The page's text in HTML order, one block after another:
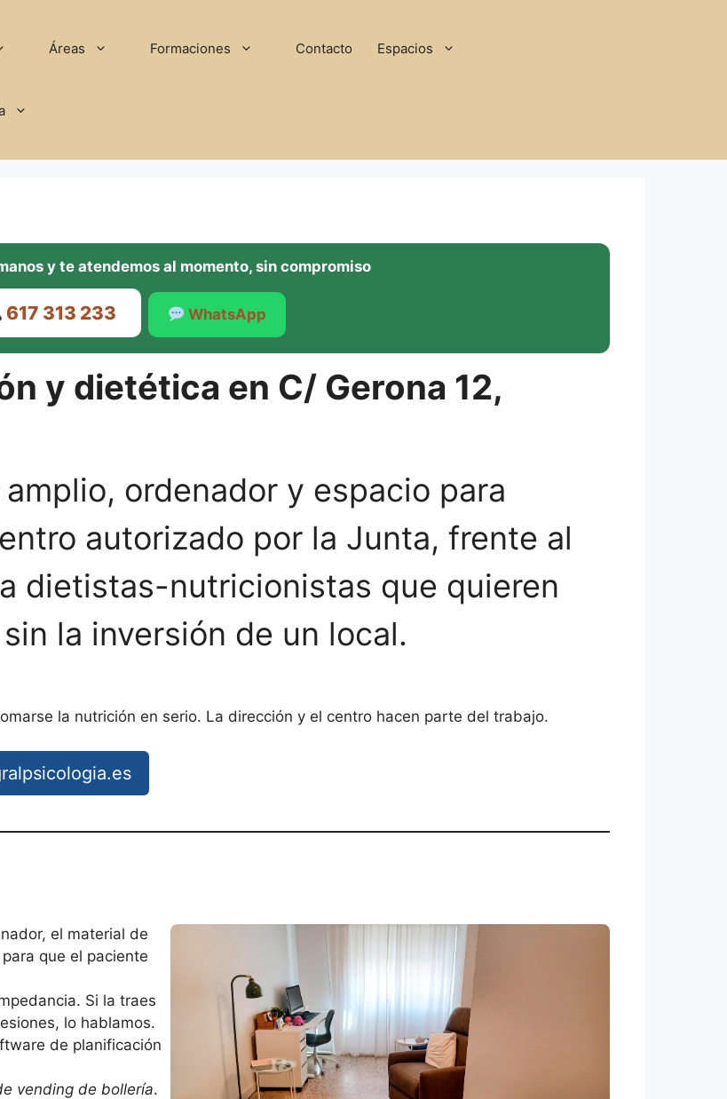
Áreas Formaciones Contacto Espacios
y te atendemos al momento, sin compromiso
617 313 233 WhatsApp
y dietética en C/ Gerona 12,
ordenador y espacio para
autorizado por la Junta, frente al
dietistas-nutricionistas que quieren
la inversión de un local.
la nutrición en serio. La dirección y el centro hacen parte del trabajo.
el material de
que el paciente
Si la traes
lo hablamos.
de planificación
vending de bollería.